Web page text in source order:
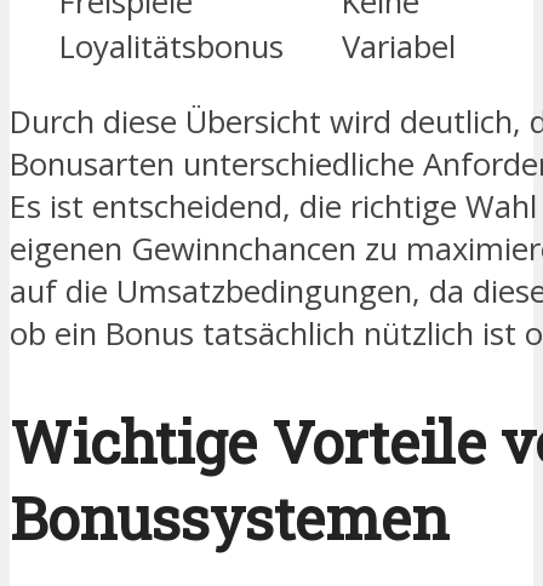
Loyalitätsbonus
Variabel
Durch diese Übersicht wird deutlich,
Bonusarten unterschiedliche
Es ist entscheidend, die richtige
eigenen Gewinnchancen zu
auf die Umsatzbedingungen, da
ob ein Bonus tatsächlich nützlich ist
Wichtige Vorteile
Bonussystemen